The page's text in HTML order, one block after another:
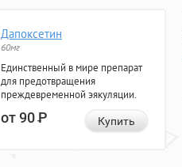
Дапоксетин
60мг
Единственный в мире препарат
для предотвращения
преждевременной эякуляции.
от 90Р Купить